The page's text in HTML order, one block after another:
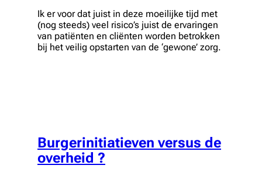
Ik er voor dat juist in deze moeilijke tijd met
(nog steeds) veel risico’s juist de ervaringen
van patiënten en cliënten worden betrokken
bij het veilig opstarten van de ‘gewone’ zorg.
Burgerinitiatieven versus de
overheid ?